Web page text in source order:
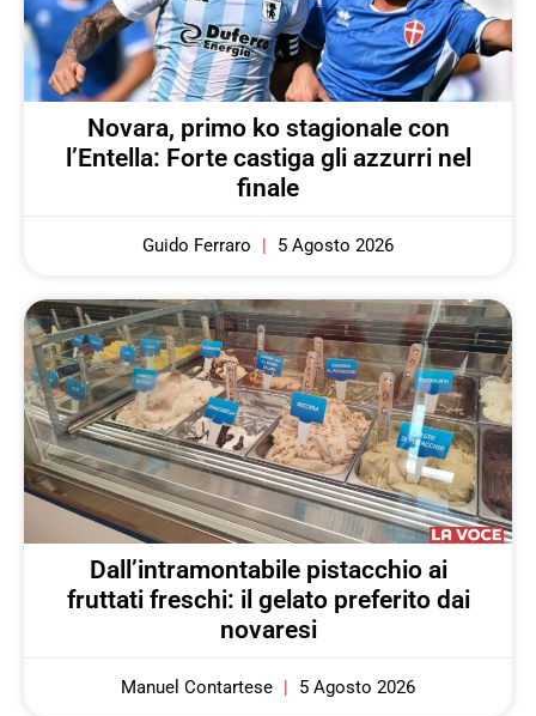
Novara, primo ko stagionale con
l’Entella: Forte castiga gli azzurri nel
finale
Guido Ferraro 5 Agosto 2026
Dall’intramontabile pistacchio ai
fruttati freschi: il gelato preferito dai
novaresi
Manuel Contartese 5 Agosto 2026